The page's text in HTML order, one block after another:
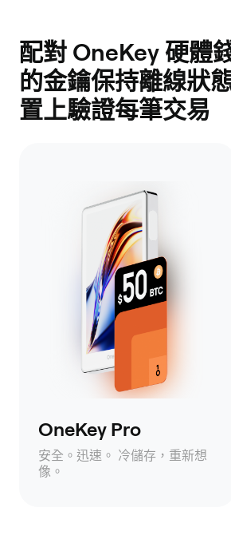
配對 OneKey 硬體
的金鑰保持離線狀
置上驗證每筆交易
OneKey Pro
安全。迅速。 冷儲存，重新想
像。